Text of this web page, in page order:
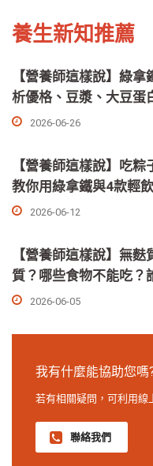
養生新知推薦
【營養師這樣說】綠
析優格、豆漿、大豆蛋
2026-06-26
【營養師這樣說】吃
教你用綠拿鐵與4款輕
2026-06-12
【營養師這樣說】無
質？哪些食物不能吃？
2026-06-05
我有什麼能協助您嗎
若有相關疑問，可利用線
聯絡我們